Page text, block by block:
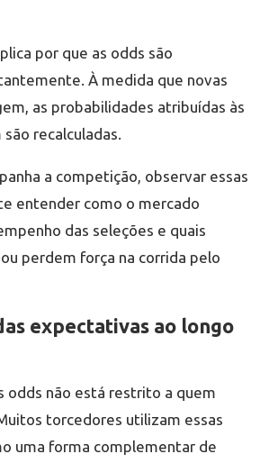
por que as odds são
À medida que novas
as probabilidades atribuídas às
recalculadas.
a competição, observar essas
entender como o mercado
das seleções e quais
perdem força na corrida pelo
expectativas ao longo
odds não está restrito a quem
torcedores utilizam essas
uma forma complementar de